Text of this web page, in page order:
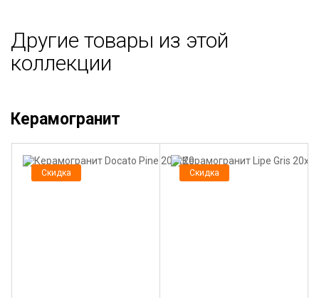
Другие товары из этой
коллекции
Керамогранит
Скидка Скидка